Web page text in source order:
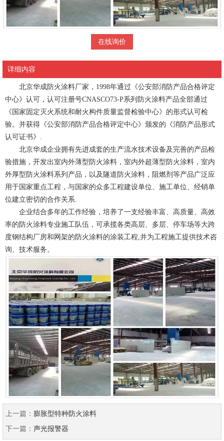
在线询价
详细内容
北京华成防火涂料厂家，1998年通过《公安部消防产品合格评定
中心》认可，认可注册号CNASCO73-P系列防火涂料产品全部通过
《国家固定灭火系统和耐火构件质量监督检验中心》的形式认可检
验。并获得《公安部消防产品合格评定中心》颁发的《消防产品形式
认可证书》.
北京华成企业拥有先进成套的生产流水技术设备及完善的产品检
验措施，开发出室内外薄型防火涂料，室内外超薄型防火涂料，室内
外厚型防火涂料系列产品，以及隧道防火涂料，阻燃剂等产品广泛应
用于国家重点工程，与国家的众多工程建设单位、施工单位、经销单
位建立密切的合作关系.
企业结合多年的工作经验，培养了一支经验丰富、高质量、高效
率的防火涂料专业施工队伍，可承揽各类高层、多层、停车场等大跨
度钢结构厂房和网架的防火涂料的涂装工程,并为工程施工提供技术咨
询、技术服务。
上一篇： 膨胀型特种防火涂料
下一篇： 声光报警器